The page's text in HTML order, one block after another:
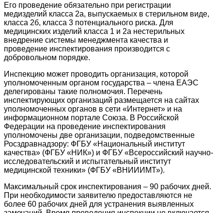
Его проведение обязательно при регистрации
медизделий класса 2а, выпускаемых в стерильном виде,
класса 2б, класса 3 потенциального риска. Для
медицинских изделий класса 1 и 2а нестерильных
внедрение системы менеджмента качества и
проведение инспектирования производится с
добровольном порядке.
Инспекцию может проводить организация, которой
уполномоченным органом государства – члена ЕАЭС
делегированы такие полномочия. Перечень
инспектирующих организаций размещается на сайтах
уполномоченных органов в сети «Интернет» и на
информационном портале Союза. В Российской
Федерации на проведение инспектирования
уполномочены две организации, подведомственные
Росздравнадзору: ФГБУ «Национальный институт
качества» (ФГБУ «НИК») и ФГБУ «Всероссийский научно-
исследовательский и испытательный институт
медицинской техники» (ФГБУ «ВНИИИМТ»).
Максимальный срок инспектирования – 90 рабочих дней.
При необходимости заявителю предоставляются не
более 60 рабочих дней для устранения выявленных